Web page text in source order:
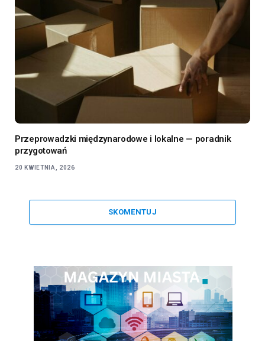
Przeprowadzki międzynarodowe i lokalne — poradnik
przygotowań
20 KWIETNIA, 2026
SKOMENTUJ